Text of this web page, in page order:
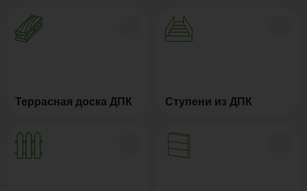
Террасная доска ДПК Ступени из ДПК